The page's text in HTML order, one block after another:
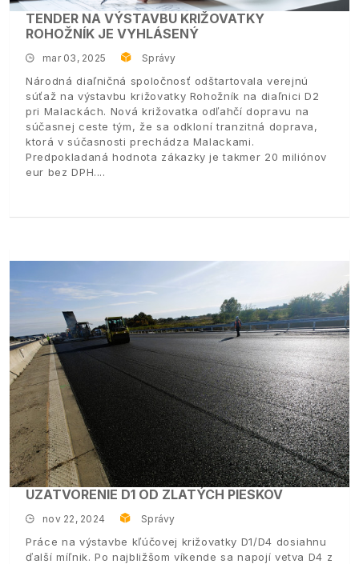
TENDER NA VÝSTAVBU KRIŽOVATKY
ROHOŽNÍK JE VYHLÁSENÝ
mar 03, 2025 Správy
Národná diaľničná spoločnosť odštartovala verejnú
súťaž na výstavbu križovatky Rohožník na diaľnici D2
pri Malackách. Nová križovatka odľahčí dopravu na
súčasnej ceste tým, že sa odkloní tranzitná doprava,
ktorá v súčasnosti prechádza Malackami.
Predpokladaná hodnota zákazky je takmer 20 miliónov
eur bez DPH.
UZATVORENIE D1 OD ZLATÝCH PIESKOV
nov 22, 2024 Správy
Práce na výstavbe kľúčovej križovatky D1/D4 dosiahnu
ďalší míľnik. Po najbližšom víkende sa napojí vetva D4 z